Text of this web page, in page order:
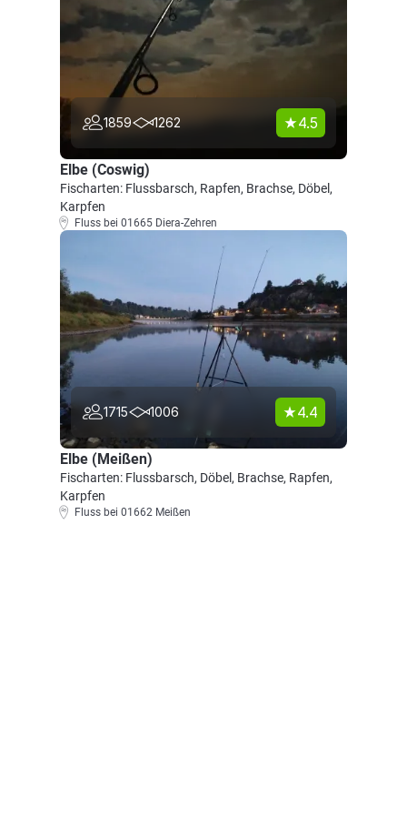
1859 1262 4.5
Elbe (Coswig)
Fischarten: Flussbarsch, Rapfen, Brachse, Döbel,
Karpfen
Fluss bei 01665 Diera-Zehren
1715 1006 4.4
Elbe (Meißen)
Fischarten: Flussbarsch, Döbel, Brachse, Rapfen,
Karpfen
Fluss bei 01662 Meißen